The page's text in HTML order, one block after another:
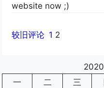
website now ;)
较旧评论 1 2
一
二 三